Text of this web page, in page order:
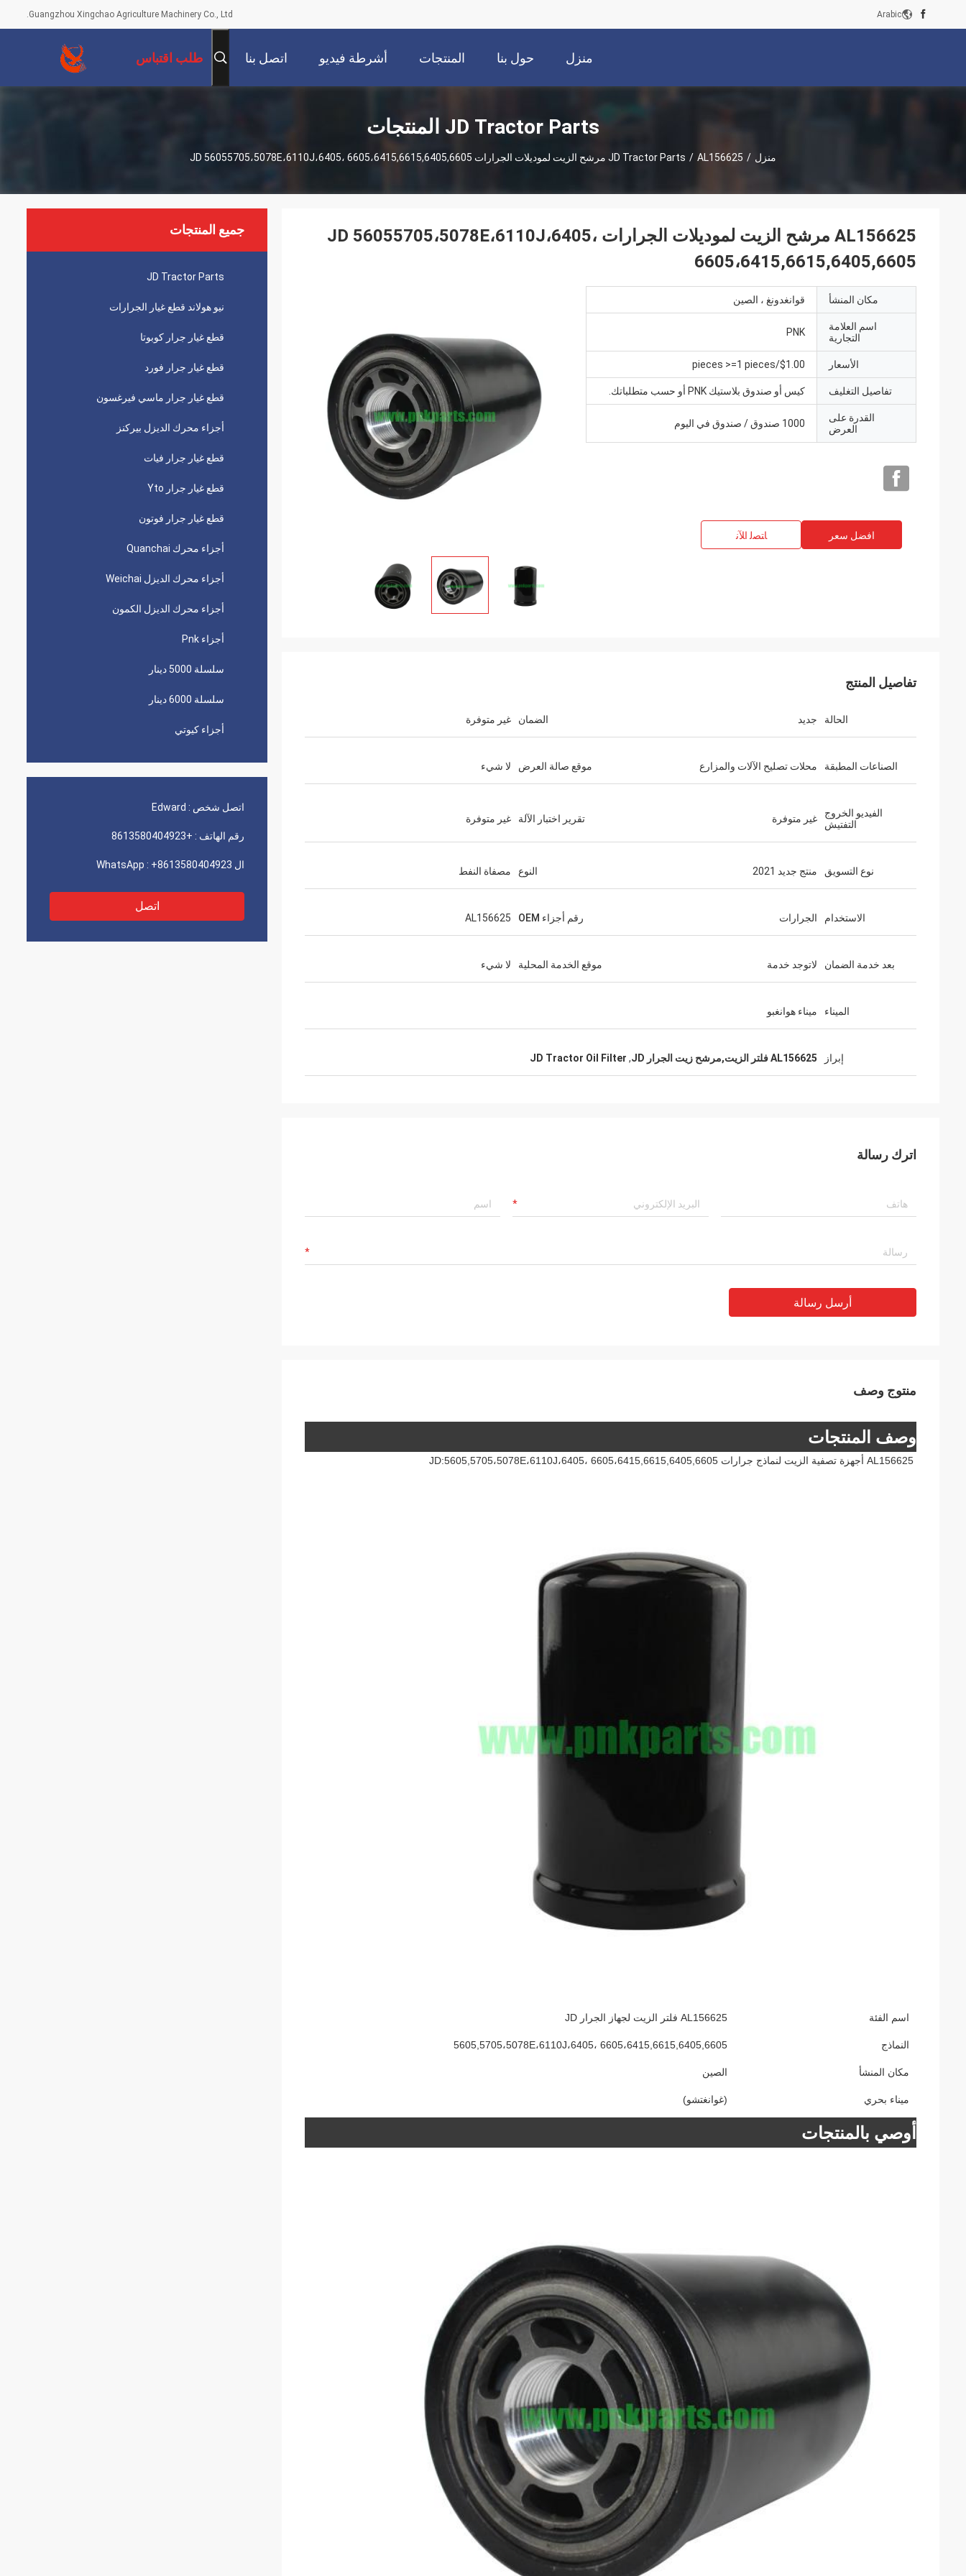
Guangzhou Xingchao Agriculture Machinery Co., Ltd. Arabic
منزل حول بنا المنتجات أشرطة فيديو اتصل بنا طلب اقتباس
JD Tractor Parts المنتجات
منزل /
JD Tractor Parts / AL156625 مرشح الزيت لموديلات الجرارات JD 56055705،5078E،6110J،6405، 6605،6415,6615,6405,6605
جميع المنتجات
JD Tractor Parts
نيو هولاند قطع غيار الجرارات
قطع غيار جرار كوبوتا
قطع غيار جرار فورد
قطع غيار جرار ماسي فيرغسون
أجزاء محرك الديزل بيركنز
قطع غيار جرار فيات
قطع غيار جرار Yto
قطع غيار جرار فوتون
أجزاء محرك Quanchai
أجزاء محرك الديزل Weichai
أجزاء محرك الديزل الكمون
أجزاء Pnk
سلسلة 5000 دينار
سلسلة 6000 دينار
أجزاء كيوتي
اتصل شخص : Edward
رقم الهاتف : +8613580404923
ال WhatsApp : +8613580404923
اتصل
AL156625 مرشح الزيت لموديلات الجرارات JD 56055705،5078E،6110J،6405،
6605،6415,6615,6405,6605
مكان المنشأ قوانغدونغ ، الصين
اسم العلامة
التجارية
PNK
الأسعار $1.00/pieces >=1 pieces
تفاصيل التغليف كيس أو صندوق بلاستيك PNK أو حسب متطلباتك.
القدرة على
العرض
1000 صندوق / صندوق في اليوم
افضل سعر ﺎﺘﺼﻟ ﺍﻶﻧ
تفاصيل المنتج
الحالة جديد الضمان غير متوفرة
الصناعات المطبقة محلات تصليح الآلات والمزارع موقع صالة العرض لا شيء
الفيديو الخروج
التفتيش
غير متوفرة تقرير اختبار الآلة غير متوفرة
نوع التسويق منتج جديد 2021 النوع مصفاة النفط
الاستخدام الجرارات رقم أجزاء OEM AL156625
بعد خدمة الضمان لاتوجد خدمة موقع الخدمة المحلية لا شيء
الميناء ميناء هوانغبو
إبراز AL156625 فلتر الزيت,مرشح زيت الجرار JD ,
JD Tractor Oil Filter
اترك رسالة
أرسل رسالة
منتوج وصف
وصف المنتجات
AL156625 أجهزة تصفية الزيت لنماذج جرارات JD:5605,5705،5078E،6110J،6405، 6605،6415,6615,6405,6605
اسم الفئة AL156625 فلتر الزيت لجهاز الجرار JD
النماذج 5605,5705،5078E،6110J،6405، 6605،6415,6615,6405,6605
مكان المنشأ الصين
ميناء بحري (غوانغتشو)
أوصي بالمنتجات